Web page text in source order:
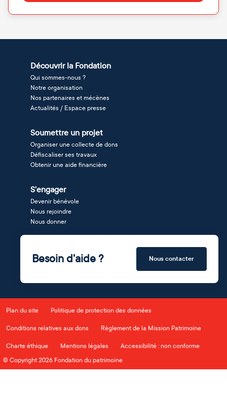
Découvrir la Fondation
Qui sommes-nous ?
Notre organisation
Nos partenaires et mécènes
Actualités / Espace presse
Soumettre un projet
Organiser une collecte de dons
Défiscaliser ses travaux
Obtenir une aide financière
S'engager
Devenir bénévole
Nous rejoindre
Nous donner
Besoin d'aide ? Nous contacter
Plan du site Politique de protection des données
Conditions relatives aux dons Règlement de la Mission Patrimoine
Charte éthique Mentions légales
Accessibilité : non conforme
© Copyright 2026 Fondation du patrimoine